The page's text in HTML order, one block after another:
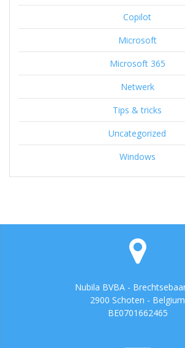
Copilot
Microsoft
Microsoft 365
Netwerk
Tips & tricks
Uncategorized
Windows
Nubila BVBA -
2900 Schoten - Belgium
BE0701662465